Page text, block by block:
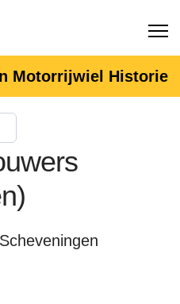
Motorrijwiel Historie